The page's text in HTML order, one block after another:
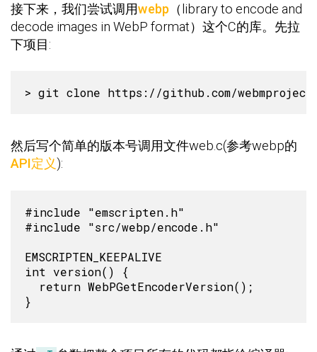
接下来，我们尝试调用webp （library to encode and
decode images in WebP format）这个C的库。先拉
下项目:
然后写个简单的版本号调用文件web.c(参考webp的
API定义):
#include "emscripten.h"
#include "src/webp/encode.h"
EMSCRIPTEN_KEEPALIVE
int version() {
  return WebPGetEncoderVersion();